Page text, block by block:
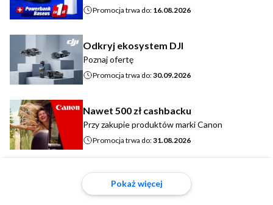
Promocja trwa do: 16.08.2026
Odkryj ekosystem DJI
Poznaj ofertę
Promocja trwa do:30.09.2026
Nawet 500 zł cashbacku
Przy zakupie produktów marki Canon
Promocja trwa do:31.08.2026
Pokaż więcej